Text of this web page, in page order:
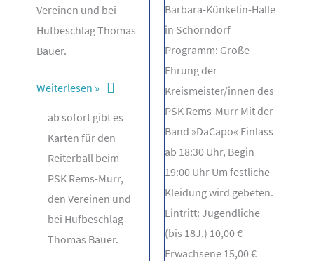
Vereinen und bei
Hufbeschlag Thomas
Bauer.
Kartenverkauf
Weiterlesen »
ab sofort gibt es
Karten für den
Reiterball beim
PSK Rems-Murr,
den Vereinen und
bei Hufbeschlag
Thomas Bauer.
Barbara-Künkelin-Halle
in Schorndorf
Programm: Große
Ehrung der
Kreismeister/innen des
PSK Rems-Murr Mit der
Band »DaCapo« Einlass
ab 18:30 Uhr, Begin
19:00 Uhr Um festliche
Kleidung wird gebeten.
Eintritt: Jugendliche
(bis 18J.) 10,00 €
Erwachsene 15,00 €